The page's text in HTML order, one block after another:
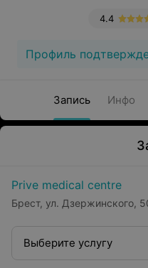
4.4
Профиль
Запись Инфо
Prive medical centre
Брест, ул. Дзержинского,
Выберите услугу